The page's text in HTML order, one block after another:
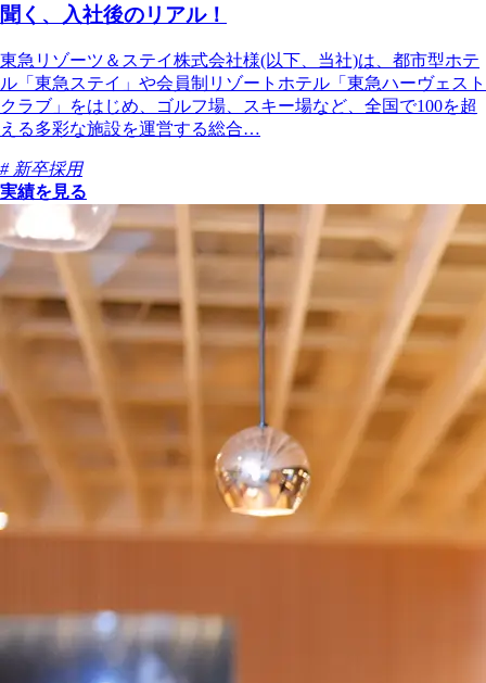
聞く、入社後のリアル！
東急リゾーツ＆ステイ株式会社様(以下、当社)は、都市型ホテ
ル「東急ステイ」や会員制リゾートホテル「東急ハーヴェスト
クラブ」をはじめ、ゴルフ場、スキー場など、全国で100を超
える多彩な施設を運営する総合…
# 新卒採用
実績を見る